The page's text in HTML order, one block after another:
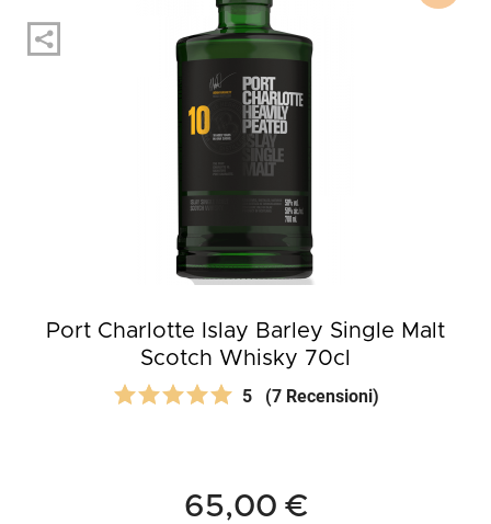
Port Charlotte Islay Barley Single Malt
Scotch Whisky 70cl
5 (7 Recensioni)
65,00 €